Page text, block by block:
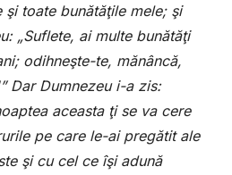
toate bunătăţile mele; şi
„Suflete, ai multe bunătăţi
odihneşte-te, mănâncă,
Dar Dumnezeu i-a zis:
aceasta ţi se va cere
pe care le-ai pregătit ale
şi cu cel ce îşi adună